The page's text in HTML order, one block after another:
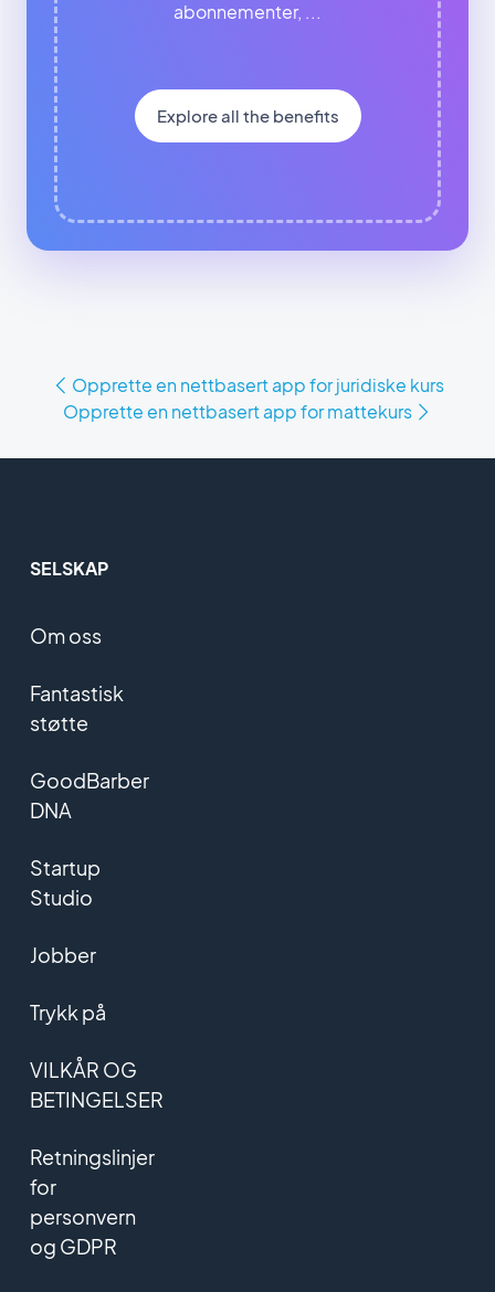
abonnementer, ...
Explore all the benefits
Opprette en nettbasert app for juridiske kurs
Opprette en nettbasert app for mattekurs
SELSKAP
Om oss
Fantastisk
støtte
GoodBarber
DNA
Startup
Studio
Jobber
Trykk på
VILKÅR OG
BETINGELSER
Retningslinjer
for
personvern
og GDPR